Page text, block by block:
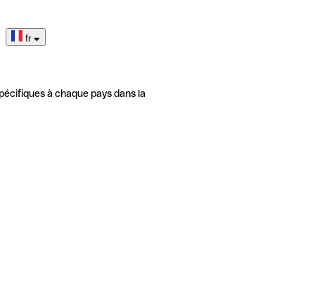
fr
à chaque pays dans la